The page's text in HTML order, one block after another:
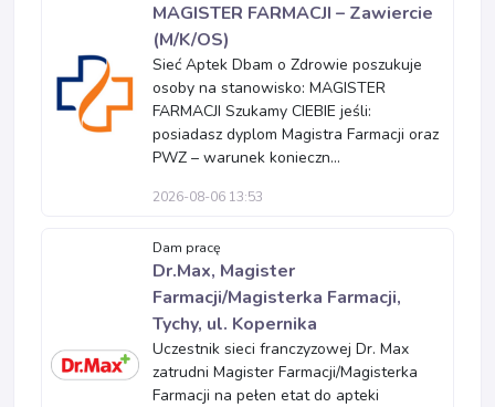
MAGISTER FARMACJI – Zawiercie
(M/K/OS)
Sieć Aptek Dbam o Zdrowie poszukuje
osoby na stanowisko: MAGISTER
FARMACJI Szukamy CIEBIE jeśli:
posiadasz dyplom Magistra Farmacji oraz
PWZ – warunek konieczn...
2026-08-06 13:53
Dam pracę
Dr.Max, Magister
Farmacji/Magisterka Farmacji,
Tychy, ul. Kopernika
Uczestnik sieci franczyzowej Dr. Max
zatrudni Magister Farmacji/Magisterka
Farmacji na pełen etat do apteki